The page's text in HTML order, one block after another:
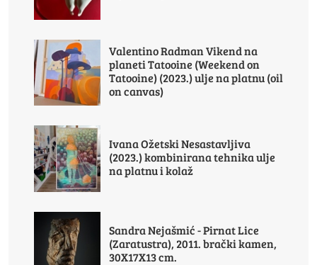
Valentino Radman Vikend na
planeti Tatooine (Weekend on
Tatooine) (2023.) ulje na platnu (oil
on canvas)
Ivana Ožetski Nesastavljiva
(2023.) kombinirana tehnika ulje
na platnu i kolaž
Sandra Nejašmić - Pirnat Lice
(Zaratustra), 2011. brački kamen,
30X17X13 cm.